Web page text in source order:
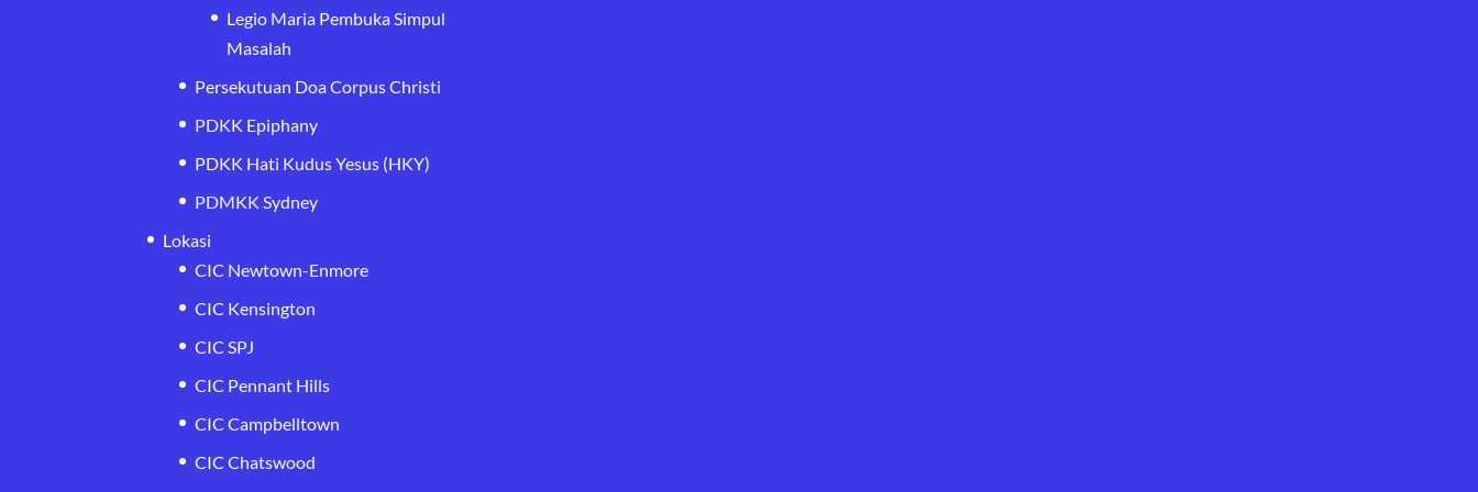
Legio Maria Pembuka Simpul
Masalah
Persekutuan Doa Corpus Christi
PDKK Epiphany
PDKK Hati Kudus Yesus (HKY)
PDMKK Sydney
Lokasi
CIC Newtown-Enmore
CIC Kensington
CIC SPJ
CIC Pennant Hills
CIC Campbelltown
CIC Chatswood